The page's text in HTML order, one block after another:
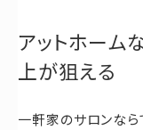
アットホーム
上が狙える
一軒家のサロンな